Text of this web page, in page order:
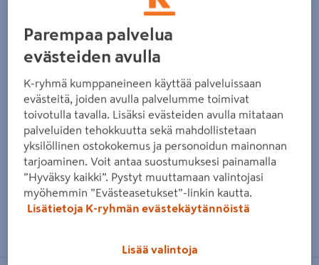
Zoomaa kuvaa sormilla kosketusnäytöllä
Parempaa palvelua
evästeiden avulla
K-ryhmä kumppaneineen käyttää palveluissaan
evästeitä, joiden avulla palvelumme toimivat
toivotulla tavalla. Lisäksi evästeiden avulla mitataan
palveluiden tehokkuutta sekä mahdollistetaan
yksilöllinen ostokokemus ja personoidun mainonnan
tarjoaminen. Voit antaa suostumuksesi painamalla
”Hyväksy kaikki”. Pystyt muuttamaan valintojasi
myöhemmin ”Evästeasetukset”-linkin kautta.
Lisätietoja K-ryhmän evästekäytännöistä
Lisää valintoja